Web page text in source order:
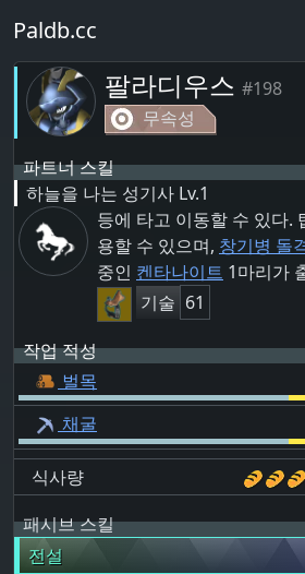
Paldb.cc
팔라디우스 #198
무속성
파트너 스킬
하늘을 나는 성기사 Lv.1
등에 타고 이동할 수 있다.
용할 수 있으며, 창기병 돌
중인 켄타나이트 1마리가
기술 61
작업 적성
벌목
채굴
식사량
패시브 스킬
전설